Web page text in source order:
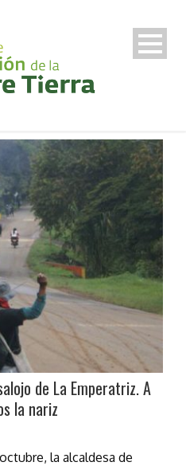
de La Emperatriz. A
la nariz
la alcaldesa de